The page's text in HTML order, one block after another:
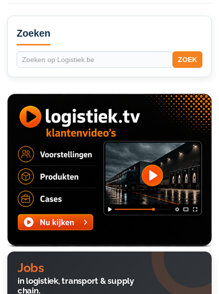
Secondary
Sidebar
Zoeken
ZOEK
Jobs
in logistiek, transport & supply
chain.